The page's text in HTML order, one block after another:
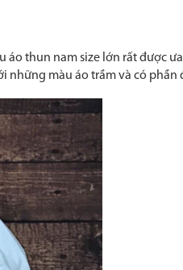
áo thun nam size lớn rất được
những màu áo trầm và có